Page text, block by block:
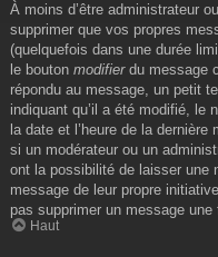
À moins d’être administrateur
supprimer que vos propres
(quelquefois dans une durée
le bouton modifierdu message
répondu au message, un petit
indiquant qu’il a été modifié, le
la date et l’heure de la
si un modérateur ou un
ont la possibilité de laisser une
message de leur propre
pas supprimer un message une
Haut